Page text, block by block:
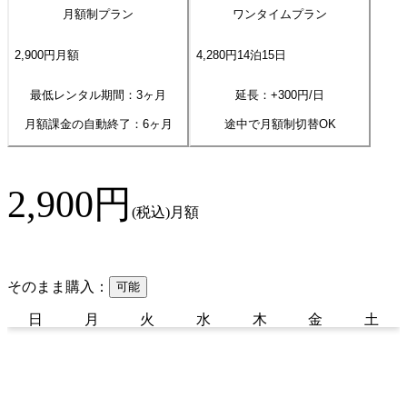
月額制プラン
2,900円 月額
最低レンタル期間：3ヶ月
月額課金の自動終了： 6ヶ月
ワンタイムプラン
4,280円14泊15日
延長：+300円/日
途中で月額制切替OK
2,900円 (税込)月額
そのまま購入： 可能
日 月 火 水 木 金 土